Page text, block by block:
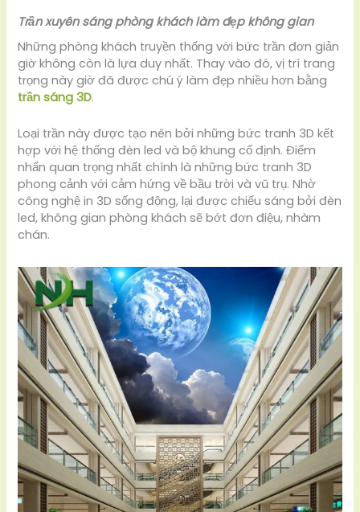
Trần xuyên sáng phòng khách làm đẹp không gian
Những phòng khách truyền thống với bức trần đơn giản
giờ không còn là lựa duy nhất. Thay vào đó, vị trí trang
trọng này giờ đã được chú ý làm đẹp nhiều hơn bằng
trần sáng 3D.
Loại trần này được tạo nên bởi những bức tranh 3D kết
hợp với hệ thống đèn led và bộ khung cố định. Điểm
nhấn quan trọng nhất chính là những bức tranh 3D
phong cảnh với cảm hứng về bầu trời và vũ trụ. Nhờ
công nghệ in 3D sống động, lại được chiếu sáng bởi đèn
led, không gian phòng khách sẽ bớt đơn điệu, nhàm
chán.